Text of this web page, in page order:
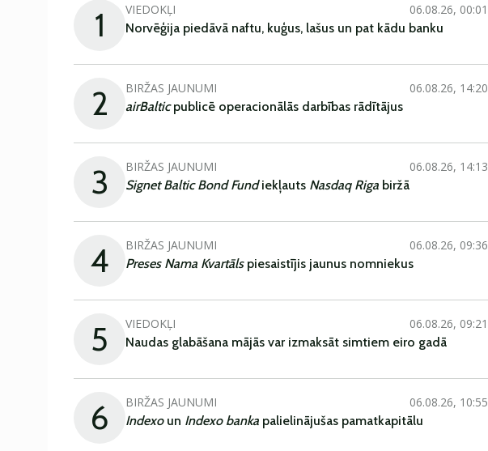
1 VIEDOKĻI
06.08.26, 00:01
Norvēģija piedāvā naftu, kuģus, lašus un pat kādu banku
2 BIRŽAS JAUNUMI
06.08.26, 14:20
airBalticpublicē operacionālās darbības rādītājus
3 BIRŽAS JAUNUMI
06.08.26, 14:13
Signet Baltic Bond Fundiekļauts Nasdaq Riga biržā
4 BIRŽAS JAUNUMI
06.08.26, 09:36
Preses Nama Kvartāls piesaistījis jaunus nomniekus
5 VIEDOKĻI
06.08.26, 09:21
Naudas glabāšana mājās var izmaksāt simtiem eiro gadā
6 BIRŽAS JAUNUMI
06.08.26, 10:55
Indexoun Indexo banka palielinājušas pamatkapitālu